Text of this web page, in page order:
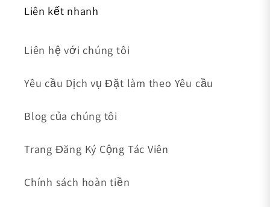
Liên kết nhanh
Liên hệ với chúng tôi
Yêu cầu Dịch vụ Đặt làm theo Yêu cầu
Blog của chúng tôi
Trang Đăng Ký Cộng Tác Viên
Chính sách hoàn tiền